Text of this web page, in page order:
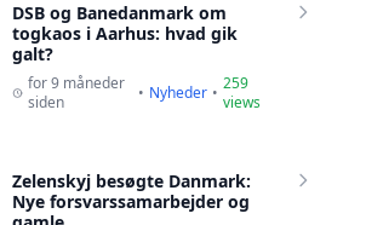
DSB og Banedanmark om
togkaos i Aarhus: hvad gik
galt?
for 9 måneder
siden
• Nyheder • 259
views
Zelenskyj besøgte Danmark:
Nye forsvarssamarbejder og